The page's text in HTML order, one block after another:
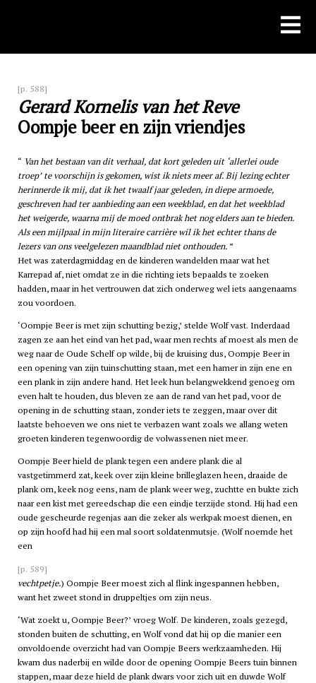
[p. 588]
Gerard Kornelis van het Reve
Oompje beer en zijn vriendjes
Van het bestaan van dit verhaal, dat kort geleden uit ‘allerlei oude
troep’ te voorschijn is gekomen, wist ik niets meer af. Bij lezing echter
herinnerde ik mij, dat ik het twaalf jaar geleden, in diepe armoede,
geschreven had ter aanbieding aan een weekblad, en dat het weekblad
het weigerde, waarna mij de moed ontbrak het nog elders aan te bieden.
Als een mijlpaal in mijn literaire carrière wil ik het echter thans de
lezers van ons veelgelezen maandblad niet onthouden.
Het was zaterdagmiddag en de kinderen wandelden maar wat het
Karrepad af, niet omdat ze in die richting iets bepaalds te zoeken
hadden, maar in het vertrouwen dat zich onderweg wel iets aangenaams
zou voordoen.
‘Oompje Beer is met zijn schutting bezig,’ stelde Wolf vast. Inderdaad
zagen ze aan het eind van het pad, waar men rechts af moest als men de
weg naar de Oude Schelf op wilde, bij de kruising dus, Oompje Beer in
een opening van zijn tuinschutting staan, met een hamer in zijn ene en
een plank in zijn andere hand. Het leek hun belangwekkend genoeg om
even halt te houden, dus bleven ze aan de rand van het pad, voor de
opening in de schutting staan, zonder iets te zeggen, maar over dit
laatste behoeven we ons niet te verbazen want zoals we allang weten
groeten kinderen tegenwoordig de volwassenen niet meer.
Oompje Beer hield de plank tegen een andere plank die al
vastgetimmerd zat, keek over zijn kleine brilleglazen heen, draaide de
plank om, keek nog eens, nam de plank weer weg, zuchtte en bukte zich
naar een kist met gereedschap die een eindje terzijde stond. Hij had een
oude gescheurde regenjas aan die zeker als werkpak moest dienen, en
op zijn hoofd had hij een mal soort soldatenmutsje. (Wolf noemde het
een
[p. 589]
vechtpetje.) Oompje Beer moest zich al flink ingespannen hebben,
want het zweet stond in druppeltjes om zijn neus.
‘Wat zoekt u, Oompje Beer?’ vroeg Wolf. De kinderen, zoals gezegd,
stonden buiten de schutting, en Wolf vond dat hij op die manier een
onvoldoende overzicht had van Oompje Beers werkzaamheden. Hij
kwam dus naderbij en wilde door de opening Oompje Beers tuin binnen
stappen, maar deze hield de plank dwars voor zich uit en duwde Wolf